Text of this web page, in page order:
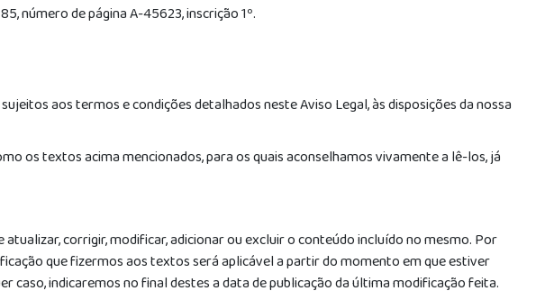
número de página A-45623, inscrição 1º.
aos termos e condições detalhados neste Aviso Legal, às disposições da nossa
os textos acima mencionados, para os quais aconselhamos vivamente a lê-los, já
corrigir, modificar, adicionar ou excluir o conteúdo incluído no mesmo. Por
que fizermos aos textos será aplicável a partir do momento em que estiver
indicaremos no final destes a data de publicação da última modificação feita.